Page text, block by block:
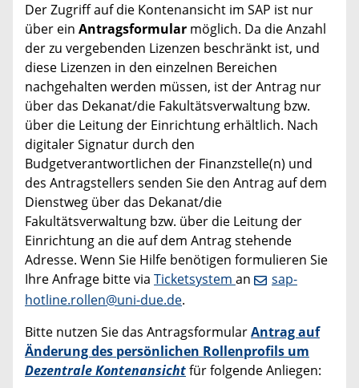
Der Zugriff auf die Kontenansicht im SAP ist nur
über ein Antragsformular möglich. Da die Anzahl
der zu vergebenden Lizenzen beschränkt ist, und
diese Lizenzen in den einzelnen Bereichen
nachgehalten werden müssen, ist der Antrag nur
über das Dekanat/die Fakultätsverwaltung bzw.
über die Leitung der Einrichtung erhältlich. Nach
digitaler Signatur durch den
Budgetverantwortlichen der Finanzstelle(n) und
des Antragstellers senden Sie den Antrag auf dem
Dienstweg über das Dekanat/die
Fakultätsverwaltung bzw. über die Leitung der
Einrichtung an die auf dem Antrag stehende
Adresse. Wenn Sie Hilfe benötigen formulieren Sie
Ihre Anfrage bitte via Ticketsystem an
sap-
hotline.rollen@uni-due.de.
Bitte nutzen Sie das AntragsformularAntrag auf
Änderung des persönlichen Rollenprofils um
Dezentrale Kontenansichtfür folgende Anliegen: